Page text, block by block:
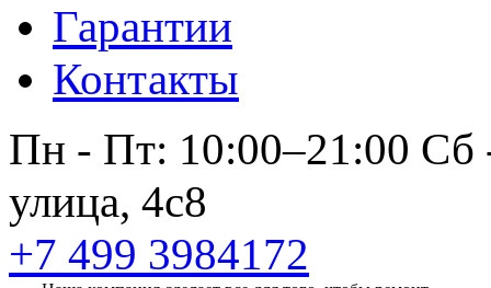
Гарантии
Контакты
Пн - Пт: 10:00–21:00 Сб
улица, 4с8
+7 499 3984172